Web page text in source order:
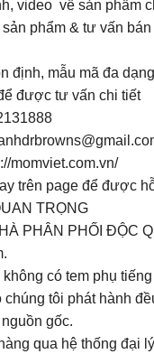
video về sản phẩm
phẩm & tư vấn bán
định, mẫu mã đa
được tư vấn chi tiết
momviet.com.vn/
trên page để được
TRỌNG
PHÂN PHỐI ĐỘC
không có tem phụ
chúng tôi phát hành
gốc.
qua hệ thống đại